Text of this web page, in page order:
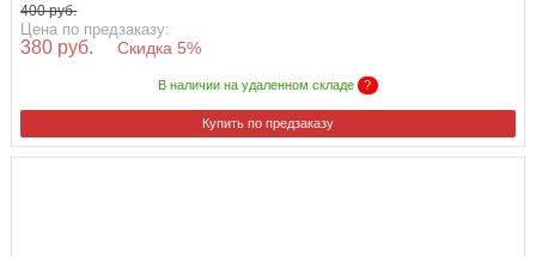
400 руб.
Цена по предзаказу:
380 руб. Скидка 5%
В наличии на удаленном складе ?
Купить по предзаказу